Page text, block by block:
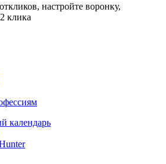
настройте воронку,
клика
календарь